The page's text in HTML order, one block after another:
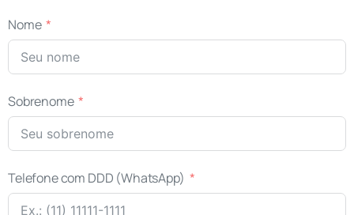
Nome
Sobrenome
Telefone com DDD (WhatsApp)